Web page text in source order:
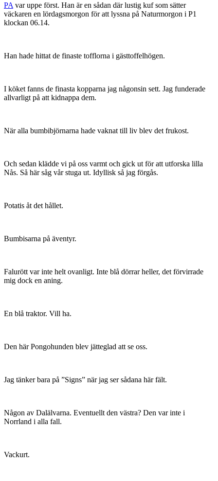
PA var uppe först. Han är en sådan där lustig kuf som sätter
väckaren en lördagsmorgon för att lyssna på Naturmorgon i P1
klockan 06.14.
Han hade hittat de finaste tofflorna i gästtoffelhögen.
I köket fanns de finasta kopparna jag någonsin sett. Jag funderade
allvarligt på att kidnappa dem.
När alla bumbibjörnarna hade vaknat till liv blev det frukost.
Och sedan klädde vi på oss varmt och gick ut för att utforska lilla
Nås. Så här såg vår stuga ut. Idyllisk så jag förgås.
Potatis åt det hållet.
Bumbisarna på äventyr.
Falurött var inte helt ovanligt. Inte blå dörrar heller, det förvirrade
mig dock en aning.
En blå traktor. Vill ha.
Den här Pongohunden blev jätteglad att se oss.
Jag tänker bara på ”Signs” när jag ser sådana här fält.
Någon av Dalälvarna. Eventuellt den västra? Den var inte i
Norrland i alla fall.
Vackurt.